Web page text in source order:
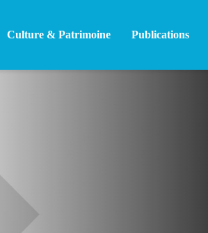
Culture & Patrimoine Publications